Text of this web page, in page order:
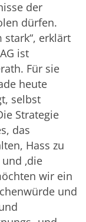
der
dürfen.
erklärt
ist
Für sie
heute
selbst
Strategie
das
Hass zu
‚die
wir ein
und